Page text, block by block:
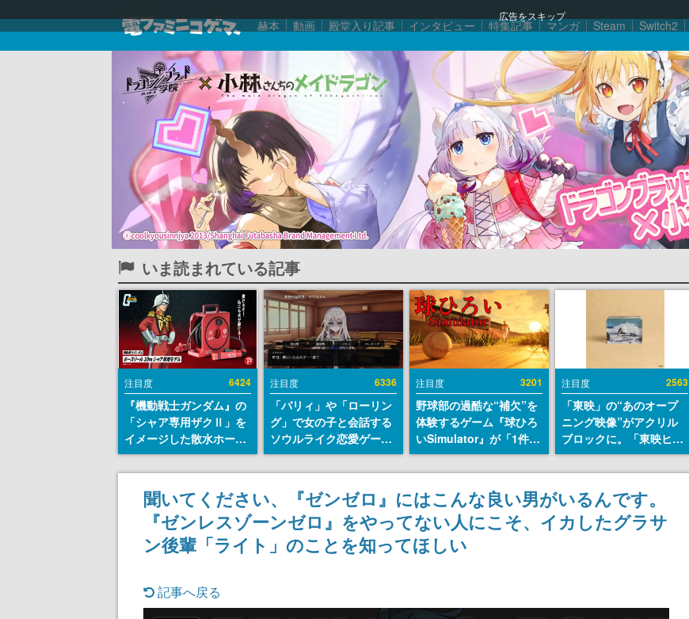
広告をスキップ
赫本 動画 殿堂入り記事 インタビュー 特集記事 マンガ Steam Switch2
いま読まれている記事
注目度 6424
『機動戦士ガンダム』の
「シャア専用ザクⅡ」を
イメージした散水ホース
リールが予約開始。本体
にはシャアのパーソナル
マークやジオン公国軍の
エンブレム、型式番号な
どを配置
注目度 6336
「パリィ」や「ローリン
グ」で女の子と会話する
ソウルライク恋愛ゲーム
『小早川さんはソウルラ
イク』無料公開。返事に
失敗すると「YOU
DIED」
注目度 3201
野球部の過酷な“補欠”を
体験するゲーム『球ひろ
いSimulator』が「1件」
のウィッシュリストをも
とにチェコ語に対応し
SNSで話題に。『キング
ダム・カム』開発元やチ
ェコのプロ野球選手から
称賛の声
注目度 2563
「東映」の“あのオープ
ニング映像”がアクリル
ブロックに。「東映ヒス
トリカル グッズコレクシ
ョン」が8月下旬より発
聞いてください、『ゼンゼロ』にはこんな良い男がいるんです。
『ゼンレスゾーンゼロ』をやってない人にこそ、イカしたグラサ
ン後輩「ライト」のことを知ってほしい
記事へ戻る